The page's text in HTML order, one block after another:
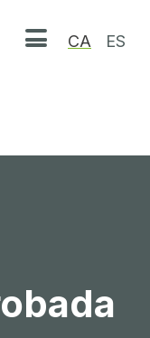
Obrir menú
CA ES